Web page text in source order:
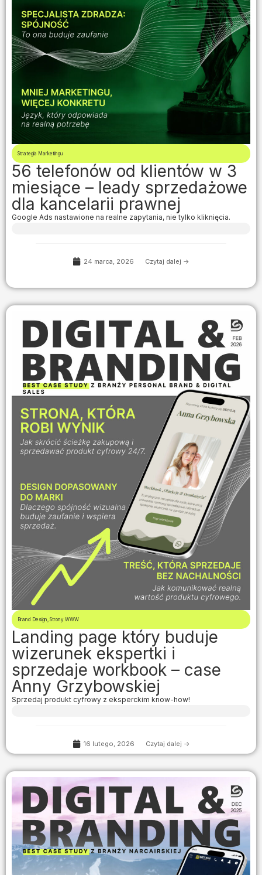
Strategia Marketingu
56 telefonów od klientów w 3
miesiące – leady sprzedażowe
dla kancelarii prawnej
Google Ads nastawione na realne zapytania, nie tylko kliknięcia.
24 marca, 2026 Czytaj dalej ->
Brand Design, Strony WWW
Landing page który buduje
wizerunek ekspertki i
sprzedaje workbook – case
Anny Grzybowskiej
Sprzedaj produkt cyfrowy z eksperckim know-how!
16 lutego, 2026 Czytaj dalej ->